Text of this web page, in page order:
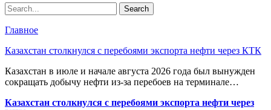
Главное
Казахстан столкнулся с перебоями экспорта нефти через КТК
Казахстан в июле и начале августа 2026 года был вынужден
сокращать добычу нефти из-за перебоев на терминале…
Казахстан столкнулся с перебоями экспорта нефти через